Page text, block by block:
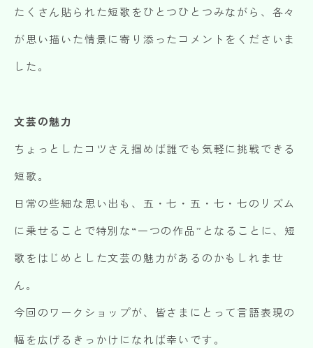
たくさん貼られた短歌をひとつひとつみながら、各々
が思い描いた情景に寄り添ったコメントをくださいま
した。
文芸の魅力
ちょっとしたコツさえ掴めば誰でも気軽に挑戦できる
短歌。
日常の些細な思い出も、五・七・五・七・七のリズム
に乗せることで特別な“一つの作品”となることに、短
歌をはじめとした文芸の魅力があるのかもしれませ
ん。
今回のワークショップが、皆さまにとって言語表現の
幅を広げるきっかけになれば幸いです。